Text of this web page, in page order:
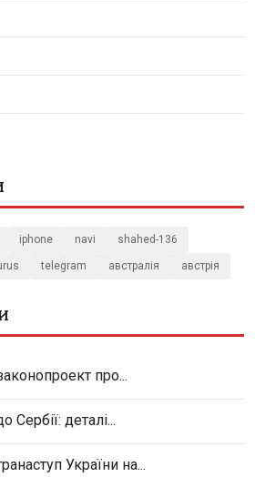
iphone navi shahed-136
telegram австралія австрія
про...
деталі...
України на...